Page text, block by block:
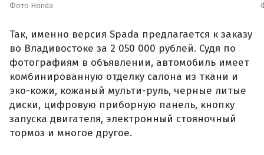
Фото Honda
Так, именно версия Spada предлагается к заказу
во Владивостоке за 2 050 000 рублей. Судя по
фотографиям в объявлении, автомобиль имеет
комбинированную отделку салона из ткани и
эко-кожи, кожаный мульти-руль, черные литые
диски, цифровую приборную панель, кнопку
запуска двигателя, электронный стояночный
тормоз и многое другое.